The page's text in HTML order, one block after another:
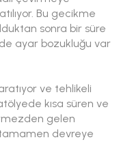
Bu gecikme
sonra bir süre
ayar bozukluğu var
ve tehlikeli
kısa süren ve
gelen
devreye